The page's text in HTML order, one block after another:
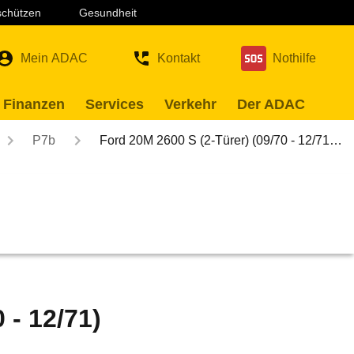
Gesundheit
Mein ADAC Kontakt Nothilfe
Services Verkehr Der ADAC
P7b Ford 20M 2600 S (2-Türer) (09/70 - 12/71…
- 12/71)